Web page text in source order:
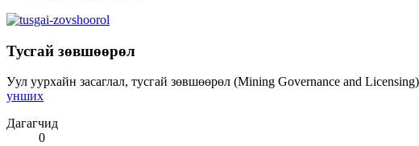
Тусгай зөвшөөрөл
Уул уурхайн засаглал, тусгай зөвшөөрөл (Mining Governance and
унших
Дагагчид
0